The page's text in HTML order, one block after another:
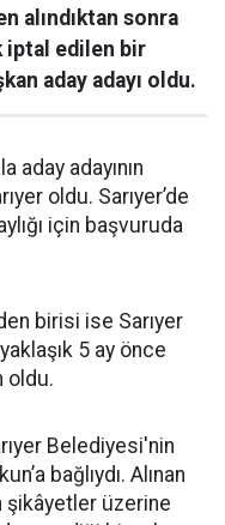
alındıktan sonra
iptal edilen bir
aday adayı oldu.
adayının
oldu. Sarıyer’de
için başvuruda
birisi ise Sarıyer
5 ay önce
oldu.
Belediyesi'nin
bağlıydı. Alınan
şikâyetler üzerine